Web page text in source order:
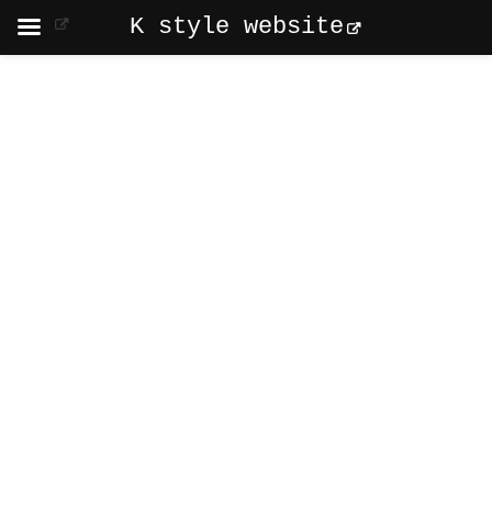
K style website